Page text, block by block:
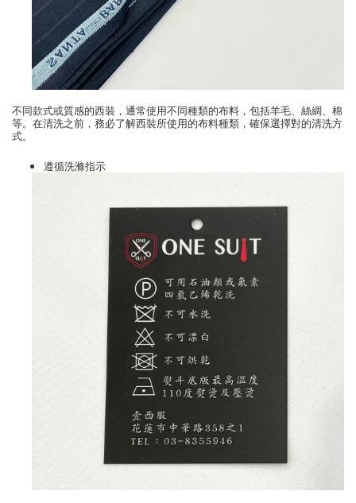
不同款式或質感的西裝，通常使用不同種類的布料，包括羊毛、絲綢、棉
等。在清洗之前，務必了解西裝所使用的布料種類，確保選擇對的清洗方
式。
遵循洗滌指示